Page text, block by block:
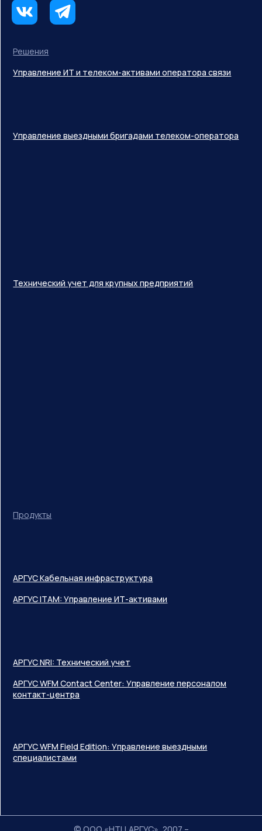
Решения
Продукты
Управление ИТ и телеком-активами оператора связи
АРГУС WFM Field Edition: Управление выездными
специалистами
Управление выездными бригадами телеком-оператора
АРГУС NRI: Технический учет
АРГУС WFM Contact Center: Управление персоналом
контакт-центра
Технический учет для крупных предприятий
АРГУС Кабельная инфраструктура
АРГУС ITAM: Управление ИТ-активами